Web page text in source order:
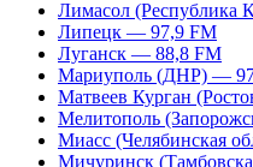
Лимасол (Республика
Липецк — 97,9 FM
Луганск — 88,8 FM
Мариуполь (ДНР) —
Матвеев Курган
Мелитополь
Миасс (Челябинская
Мичуринск